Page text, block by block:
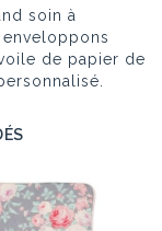
soin à
enveloppons
de papier de